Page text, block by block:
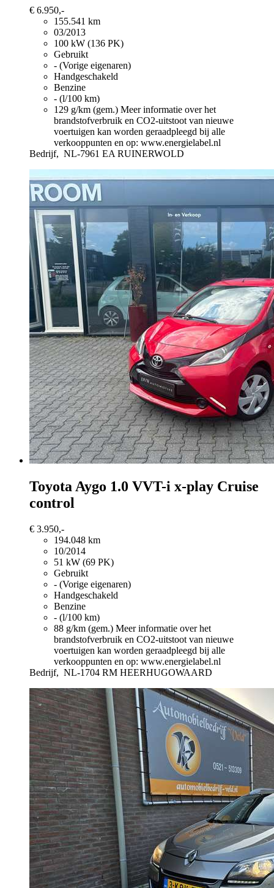
€ 6.950,-
155.541 km
03/2013
100 kW (136 PK)
Gebruikt
- (Vorige eigenaren)
Handgeschakeld
Benzine
- (l/100 km)
129 g/km (gem.) Meer informatie over het
brandstofverbruik en CO2-uitstoot van nieuwe
voertuigen kan worden geraadpleegd bij alle
verkooppunten en op: www.energielabel.nl
Bedrijf, NL-7961 EA RUINERWOLD
Toyota Aygo 1.0 VVT-i x-play Cruise
control
€ 3.950,-
194.048 km
10/2014
51 kW (69 PK)
Gebruikt
- (Vorige eigenaren)
Handgeschakeld
Benzine
- (l/100 km)
88 g/km (gem.) Meer informatie over het
brandstofverbruik en CO2-uitstoot van nieuwe
voertuigen kan worden geraadpleegd bij alle
verkooppunten en op: www.energielabel.nl
Bedrijf, NL-1704 RM HEERHUGOWAARD